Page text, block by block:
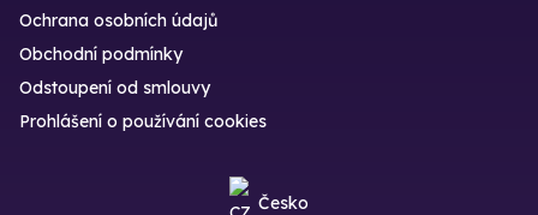
Ochrana osobních údajů
Obchodní podmínky
Odstoupení od smlouvy
Prohlášení o používání cookies
Česko